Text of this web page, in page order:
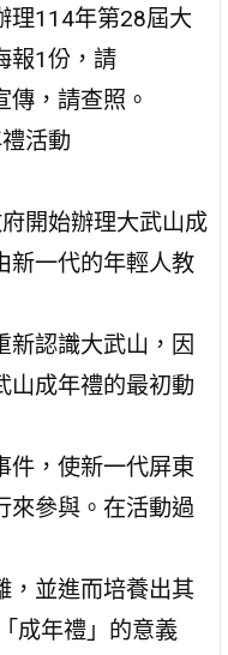
理114年第28屆大
報1份，請
傳，請查照。
活動
開始辦理大武山成
新一代的年輕人教
新認識大武山，因
山成年禮的最初動
件，使新一代屏東
來參與。在活動過
，並進而培養出其
成年禮」的意義